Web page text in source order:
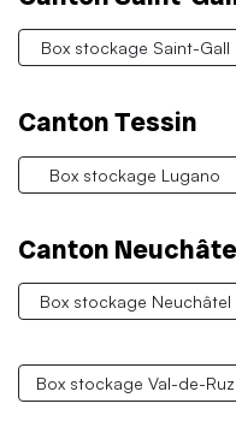
Box stockage Saint-Gall
Canton Tessin
Box stockage Lugano
Canton
Box stockage Neuchâtel
Box stockage Val-de-Ruz